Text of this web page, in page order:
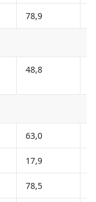
78,9
48,8
63,0
17,9
78,5